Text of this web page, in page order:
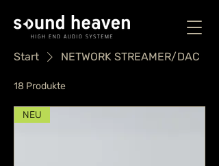
Start NETWORK STREAMER/DAC
18 Produkte
NEU